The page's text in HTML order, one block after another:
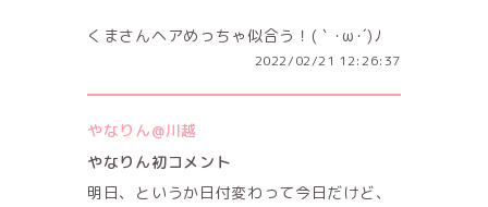
くまさんヘアめっちゃ似合う！(｀･ω･´)ﾉ
2022/02/21 12:26:37
やなりん@川越
やなりん初コメント
明日、というか日付変わって今日だけど、